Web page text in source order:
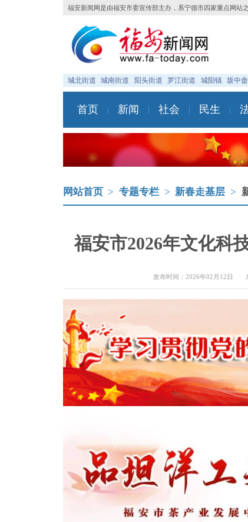
福安新闻网是由福安市委宣传部主办，系宁德市四家重点网站之
城北街道 城南街道 阳头街道 罗江街道 城阳镇 坂中
首页 新闻 社会 民生
网站首页 > 专题专栏 > 新春走基层 >
福安市2026年文化科
发布时间：2026年02月12日